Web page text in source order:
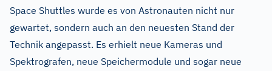
Space Shuttles wurde es von Astronauten nicht nur
gewartet, sondern auch an den neuesten Stand der
Technik angepasst. Es erhielt neue Kameras und
Spektrografen, neue Speichermodule und sogar neue